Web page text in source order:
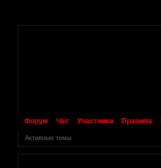
Форум Чат Участники Правила
Активные темы